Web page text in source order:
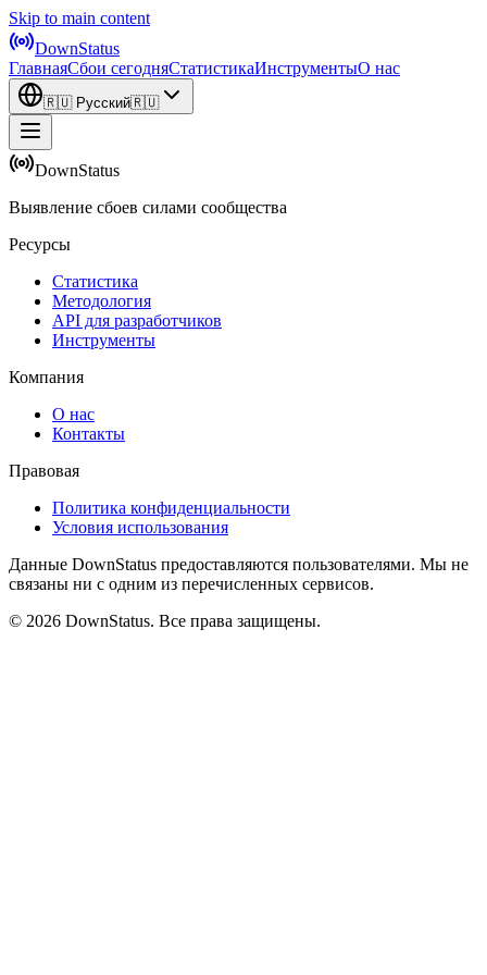
Skip to main content
DownStatus
ГлавнаяСбои сегодняСтатистикаИнструментыО нас
🇷🇺 Русский🇷🇺
DownStatus
Выявление сбоев силами сообщества
Ресурсы
Статистика
Методология
API для разработчиков
Инструменты
Компания
О нас
Контакты
Правовая
Политика конфиденциальности
Условия использования
Данные DownStatus предоставляются пользователями. Мы не
связаны ни с одним из перечисленных сервисов.
© 2026 DownStatus. Все права защищены.